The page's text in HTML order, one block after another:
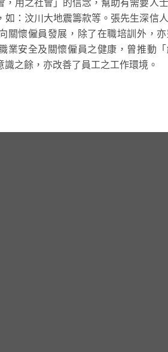
如：汶川大地震籌款等。張先生深信
關懷僱員發展，除了在職培訓外，
業安全及關懷僱員之健康，曾推動
之餘，亦改善了員工之工作環境。